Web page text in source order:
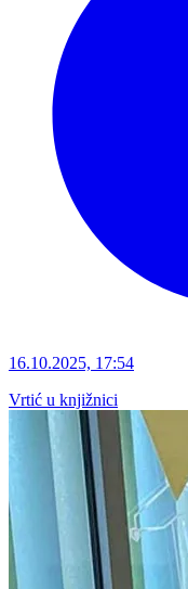
16.10.2025, 17:54
Vrtić u knjižnici